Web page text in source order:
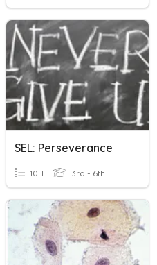
SEL: Perseverance
10 T 3rd - 6th